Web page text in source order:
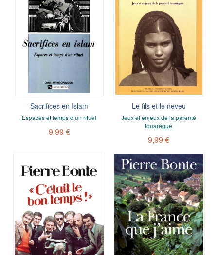
Sacrifices en Islam
Espaces et temps d’un rituel
9,99 €
Le fils et le neveu
Jeux et enjeux de la parenté
touarègue
9,99 €